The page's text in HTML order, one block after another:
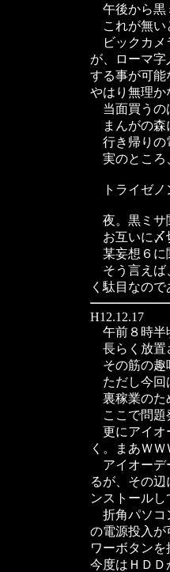
午後から黒
これが無い
ビックカメ
が、ローマ
する事が可能
やはり無理か
当面買うの
まんがの森
行き帰りの
実のところ
トライゼノ
夜。黒ミサ
お互いに〆
某妄想６に
そう言えば
く駄目なの
H12.12.17
午前８時半
長らく放置
その筋の趣
ただし今回
裏稼業のた
ここで問題
更にアイオ
く。まあＷ
アイオーデ
るが、その
ンストールし
折角パソコ
の電源投入が
ワーボタン
今度はＨＤＤ